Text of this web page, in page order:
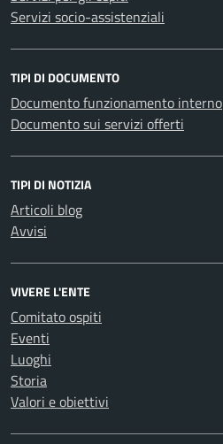
Servizi socio-assistenziali
TIPI DI DOCUMENTO
Documento funzionamento interno
Documento sui servizi offerti
TIPI DI NOTIZIA
Articoli blog
Avvisi
VIVERE L'ENTE
Comitato ospiti
Eventi
Luoghi
Storia
Valori e obiettivi